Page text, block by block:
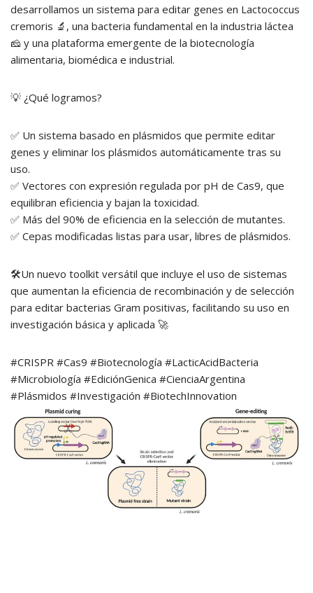
desarrollamos un sistema para editar genes en Lactococcus
cremoris 🔬, una bacteria fundamental en la industria láctea
🧀 y una plataforma emergente de la biotecnología
alimentaria, biomédica e industrial.
💡 ¿Qué logramos?
✅ Un sistema basado en plásmidos que permite editar
genes y eliminar los plásmidos automáticamente tras su
uso.
✅ Vectores con expresión regulada por pH de Cas9, que
equilibran eficiencia y bajan la toxicidad.
✅ Más del 90% de eficiencia en la selección de mutantes.
✅ Cepas modificadas listas para usar, libres de plásmidos.
🛠️Un nuevo toolkit versátil que incluye el uso de sistemas
que aumentan la eficiencia de recombinación y de selección
para editar bacterias Gram positivas, facilitando su uso en
investigación básica y aplicada 🚀
#CRISPR #Cas9 #Biotecnología #LacticAcidBacteria
#Microbiología #EdiciónGenica #CienciaArgentina
#Plásmidos #Investigación #BiotechInnovation